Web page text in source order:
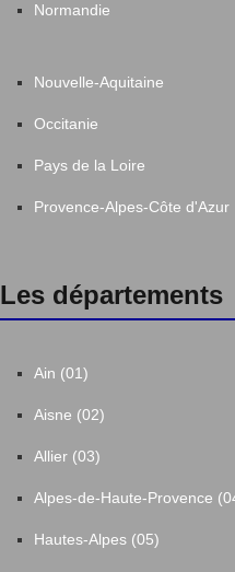
Normandie
Nouvelle-Aquitaine
Occitanie
Pays de la Loire
Provence-Alpes-Côte d'Azur
Les départements
Ain (01)
Aisne (02)
Allier (03)
Alpes-de-Haute-Provence
Hautes-Alpes (05)